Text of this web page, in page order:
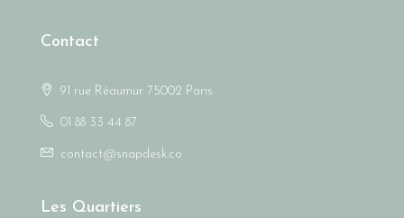
Contact
91 rue Réaumur 75002 Paris
01 88 33 44 87
contact@snapdesk.co
Les Quartiers